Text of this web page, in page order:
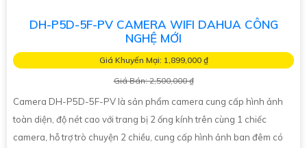
DH-P5D-5F-PV CAMERA WIFI DAHUA CÔNG
NGHỆ MỚI
Giá Khuyến Mại: 1,899,000 ₫
Giá Bán: 2,500,000 ₫
Camera DH-P5D-5F-PV là sản phẩm camera cung cấp hình ảnh
toàn diện, độ nét cao với trang bị 2 ống kính trên cùng 1 chiếc
camera, hỗ trợ trò chuyện 2 chiều, cung cấp hình ảnh ban đêm có